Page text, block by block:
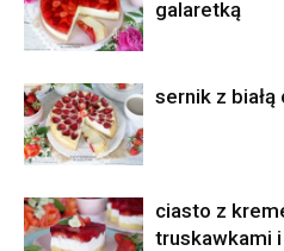
galaretką
sernik z
ciasto z
truskawkami